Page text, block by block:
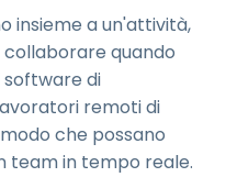
insieme a un'attività,
collaborare quando
software di
remoti di
che possano
team in tempo reale.